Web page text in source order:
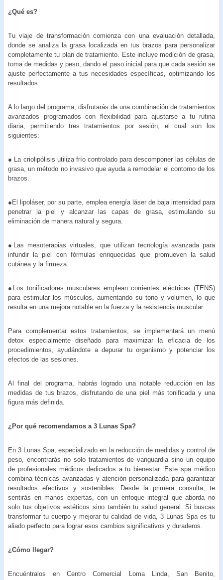
¿Qué es?
Tu viaje de transformación comienza con una evaluación detallada,
donde se analiza la grasa localizada en tus brazos para personalizar
completamente tu plan de tratamiento. Este incluye medición de grasa,
toma de medidas y peso, dando el paso inicial para que cada sesión se
ajuste perfectamente a tus necesidades específicas, optimizando los
resultados.
A lo largo del programa, disfrutarás de una combinación de tratamientos
avanzados programados con flexibilidad para ajustarse a tu rutina
diaria, permitiendo tres tratamientos por sesión, el cual son los
siguientes:
● La criolipólisis utiliza frío controlado para descomponer las células de
grasa, un método no invasivo que ayuda a remodelar el contorno de los
brazos.
●El lipoláser, por su parte, emplea energía láser de baja intensidad para
penetrar la piel y alcanzar las capas de grasa, estimulando su
eliminación de manera natural y segura.
●Las mesoterapias virtuales, que utilizan tecnología avanzada para
infundir la piel con fórmulas enriquecidas que promueven la salud
cutánea y la firmeza.
●Los tonificadores musculares emplean corrientes eléctricas (TENS)
para estimular los músculos, aumentando su tono y volumen, lo que
resulta en una mejora notable en la fuerza y la resistencia muscular.
Para complementar estos tratamientos, se implementará un menú
detox especialmente diseñado para maximizar la eficacia de los
procedimientos, ayudándote a depurar tu organismo y potenciar los
efectos de las sesiones.
Al final del programa, habrás logrado una notable reducción en las
medidas de tus brazos, disfrutando de una piel más tonificada y una
figura más definida.
¿Por qué recomendamos a 3 Lunas Spa?
En 3 Lunas Spa, especializado en la reducción de medidas y control de
peso, encontrarás no solo tratamientos de vanguardia sino un equipo
de profesionales médicos dedicados a tu bienestar. Este spa médico
combina técnicas avanzadas y atención personalizada para garantizar
resultados efectivos y sostenibles. Desde la primera consulta, te
sentirás en manos expertas, con un enfoque integral que aborda no
solo tus objetivos estéticos sino también tu salud general. Si buscas
transformar tu cuerpo y mejorar tu calidad de vida, 3 Lunas Spa es tu
aliado perfecto para lograr esos cambios significativos y duraderos.
¿Cómo llegar?
Encuéntralos en Centro Comercial Loma Linda, San Benito,